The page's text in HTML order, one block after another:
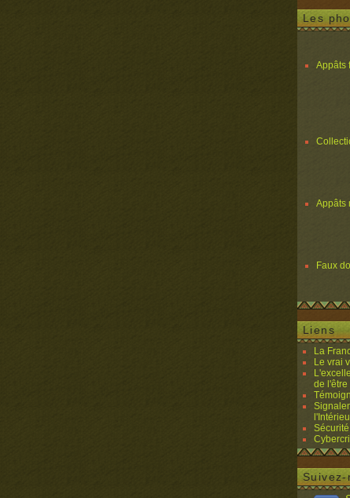
Les
Appâts
Appâts
Faux
Liens
La
Le vrai
de l'être
Suivez-